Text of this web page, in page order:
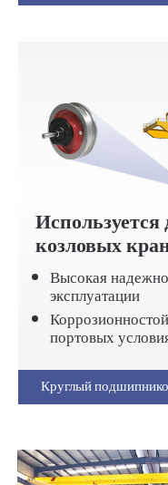
козловых
Высокая
эксплуатации
портовых
Круглый